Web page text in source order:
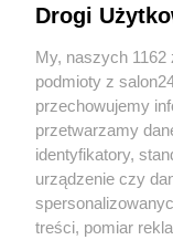
Sport
Społeczeństwo
Kultura
Drogi
My, naszych 1162
podmioty z
przechowujemy
przetwarzamy
identyfikatory,
urządzenie czy
treści, pomiar